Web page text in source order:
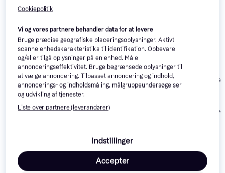
Gymstick Utility Bench
Nohrd TriaTrainer
Folding Training Bench
HMS Exercise
LS1203
Eller 3 betalinger
Læs om produktet
Laveste pris for adidas Performance Training Bench
Cookiepolitik
Vi og vores partnere behandler data for at levere
Bruge præcise geografiske placeringsoplysninger. Aktivt
scanne enhedskarakteristika til identifikation. Opbevare
og/eller tilgå oplysninger på en enhed. Måle
annonceringseffektivitet. Bruge begrænsede oplysninger til
at vælge annoncering. Tilpasset annoncering og indhold,
annoncerings- og indholdsmåling, målgruppeundersøgelser
og udvikling af tjenester.
Liste over partnere (leverandører)
Indstillinger
Accepter